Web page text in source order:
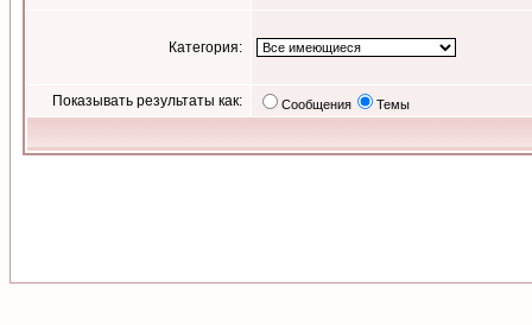
Категория:
Показывать результаты как: Сообщения Темы